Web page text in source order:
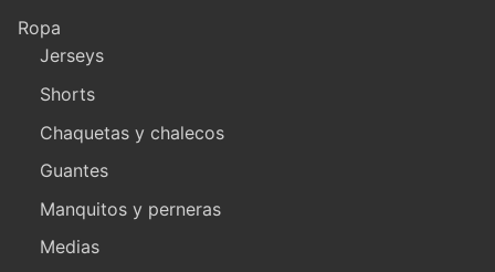
Ropa
Jerseys
Shorts
Chaquetas y chalecos
Guantes
Manquitos y perneras
Medias